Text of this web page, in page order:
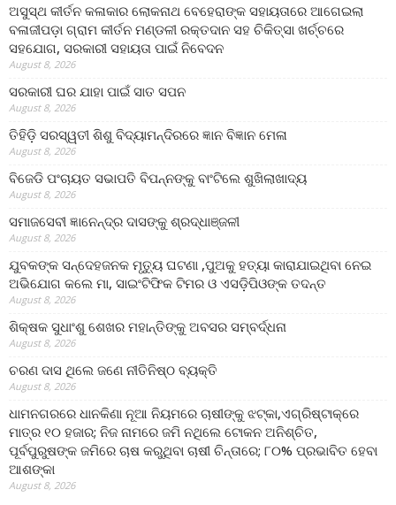
ଅସୁସ୍ଥ କୀର୍ତନ କଳାକାର ଲୋକନାଥ ବେହେରାଙ୍କ ସହାୟତାରେ ଆଗେଇଲା
ବଳାଜୀପଡ଼ା ଗ୍ରାମ କୀର୍ତନ ମଣ୍ଡଳୀ ରକ୍ତଦାନ ସହ ଚିକିତ୍ସା ଖର୍ଚ୍ଚରେ
ସହଯୋଗ, ସରକାରୀ ସହାୟତା ପାଇଁ ନିବେଦନ
August 8, 2026
ସରକାରୀ ଘର ଯାହା ପାଇଁ ସାତ ସପନ
August 8, 2026
ତିହିଡି଼ ସରସ୍ୱତୀ ଶିଶୁ ବିଦ୍ୟାମନ୍ଦିରରେ ଜ୍ଞାନ ବିଜ୍ଞାନ ମେଳା
August 8, 2026
ବିଜେଡି ପଂଚାୟତ ସଭାପତି ବିପନ୍ନଙ୍କୁ ବାଂଟିଲେ ଶୁଖିଲାଖାଦ୍ୟ
August 8, 2026
ସମାଜସେବୀ ଜ୍ଞାନେନ୍ଦ୍ର ଦାସଙ୍କୁ ଶ୍ରଦ୍ଧାଞ୍ଜଳୀ
August 8, 2026
ଯୁବକଙ୍କ ସନ୍ଦେହଜନକ ମୃତ୍ୟୁ ଘଟଣା ,ପୁଅକୁ ହତ୍ୟା କାରାଯାଇଥିବା ନେଇ
ଅଭିଯୋଗ କଲେ ମା, ସାଇଂଟିଫିକ ଟିମର ଓ ଏସଡ଼ିପିଓଙ୍କ ତଦନ୍ତ
August 8, 2026
ଶିକ୍ଷକ ସୁଧାଂଶୁ ଶେଖର ମହାନ୍ତିଙ୍କୁ ଅବସର ସମ୍ବର୍ଦ୍ଧନା
August 8, 2026
ଚରଣ ଦାସ ଥିଲେ ଜଣେ ନୀତିନିଷ୍ଠ ବ୍ୟକ୍ତି
August 8, 2026
ଧାମନଗରରେ ଧାନକିଣା ନୂଆ ନିୟମରେ ଚାଷୀଙ୍କୁ ଝଟ୍‌କା,ଏଗ୍ରିଷ୍ଟାକ୍‌ରେ
ମାତ୍ର ୧୦ ହଜାର; ନିଜ ନାମରେ ଜମି ନଥିଲେ ଟୋକନ ଅନିଶ୍ଚିତ,
ପୂର୍ବପୁରୁଷଙ୍କ ଜମିରେ ଚାଷ କରୁଥିବା ଚାଷୀ ଚିନ୍ତାରେ; ୮୦% ପ୍ରଭାବିତ ହେବା
ଆଶଙ୍କା
August 8, 2026